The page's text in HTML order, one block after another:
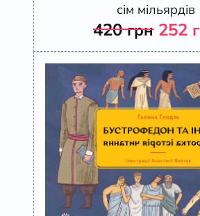
сім мільярдів
420грн 252